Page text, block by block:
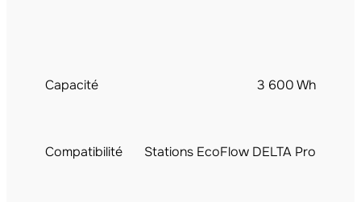
Capacité 3 600 Wh
Compatibilité Stations EcoFlow DELTA Pro